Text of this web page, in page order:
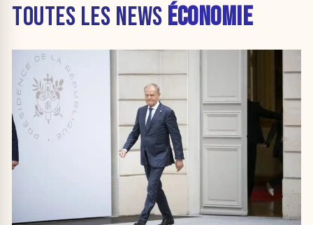
TOUTES LES NEWS ÉCONOMIE